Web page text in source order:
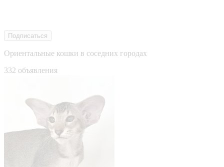
Подписаться
Ориентальные кошки в соседних городах
332 объявления